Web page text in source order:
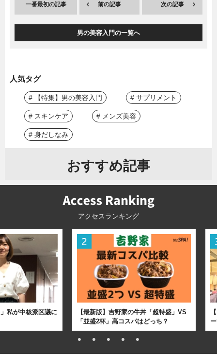
一番最初の記事 前の記事 次の記事
男の美容入門の一覧へ
人気タグ
# 【特集】男の美容入門 # サプリメント
# スキンケア # メンズ美容
# 身だしなみ
おすすめ記事
アクセスランキング
私が中核派区議に
【最新版】吉野家の牛丼「超特盛」VS
「並盛2杯」高コスパはどっち？